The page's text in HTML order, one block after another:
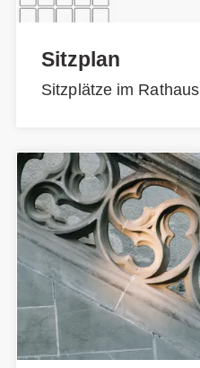
Sitzplan
Sitzplätze im Rathaus